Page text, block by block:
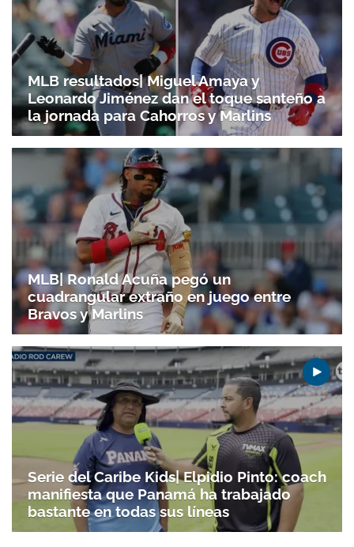
MLB resultados| Miguel Amaya y
Leonardo Jiménez dan el toque santeño a
la jornada para Cahorros y Marlins
MLB| Ronald Acuña pegó un
cuadrangular extraño en juego entre
Bravos y Marlins
Serie del Caribe Kids| Elpidio Pinto: coach
manifiesta que Panamá ha trabajado
bastante en todas sus líneas